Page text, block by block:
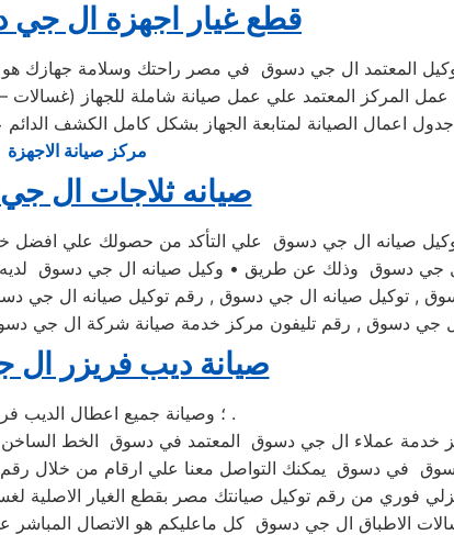
قطع غيار اجهزة ال
المعتمد ال جي دسوق في مصر راحتك وسلامة جهازك هو
المعتمد علي عمل صيانة شاملة للجهاز (غسالات
مركز صيانة الاجهزة
صيانه ثلاجات ال
صيانه ال جي دسوق علي التأكد من حصولك علي افضل
ال جي دسوق وذلك عن طريق • وكيل صيانه ال جي دسوق لديه
, توكيل صيانه ال جي دسوق , رقم توكيل صيانه ال
جي دسوق , رقم تليفون مركز خدمة صيانة شركة ال جي
صيانة ديب فريزر
؛ وصيانة جميع اعطال الديب فريزر بالمنزل .
عملاء ال جي دسوق المعتمد في دسوق الخط الساخن 01112124913 وفي حال انشغال الرقم المختصر
يمكنك التواصل معنا علي ارقام من خلال رقم موبايل 01096922100 فنحن دائما نسعد
فوري من رقم توكيل صيانتك مصر بقطع الغيار الاصلية